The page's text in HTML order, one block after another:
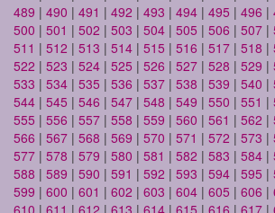
489 | 490 | 491 | 492 | 493 | 494 | 495 | 496 |
500 | 501 | 502 | 503 | 504 | 505 | 506 | 507 |
511 | 512 | 513 | 514 | 515 | 516 | 517 | 518 |
522 | 523 | 524 | 525 | 526 | 527 | 528 | 529 |
533 | 534 | 535 | 536 | 537 | 538 | 539 | 540 |
544 | 545 | 546 | 547 | 548 | 549 | 550 | 551 |
555 | 556 | 557 | 558 | 559 | 560 | 561 | 562 |
566 | 567 | 568 | 569 | 570 | 571 | 572 | 573 |
577 | 578 | 579 | 580 | 581 | 582 | 583 | 584 |
588 | 589 | 590 | 591 | 592 | 593 | 594 | 595 |
599 | 600 | 601 | 602 | 603 | 604 | 605 | 606 |